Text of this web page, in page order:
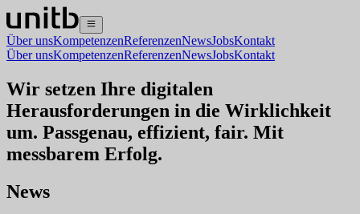
Über unsKompetenzenReferenzenNewsJobsKontakt
Über unsKompetenzenReferenzenNewsJobsKontakt
Wir setzen Ihre digitalen
Herausforderungen in die Wirklichkeit
um. Passgenau, effizient, fair. Mit
messbarem Erfolg.
News